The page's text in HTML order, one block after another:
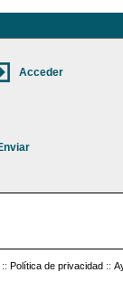
:: Política de privacidad ::